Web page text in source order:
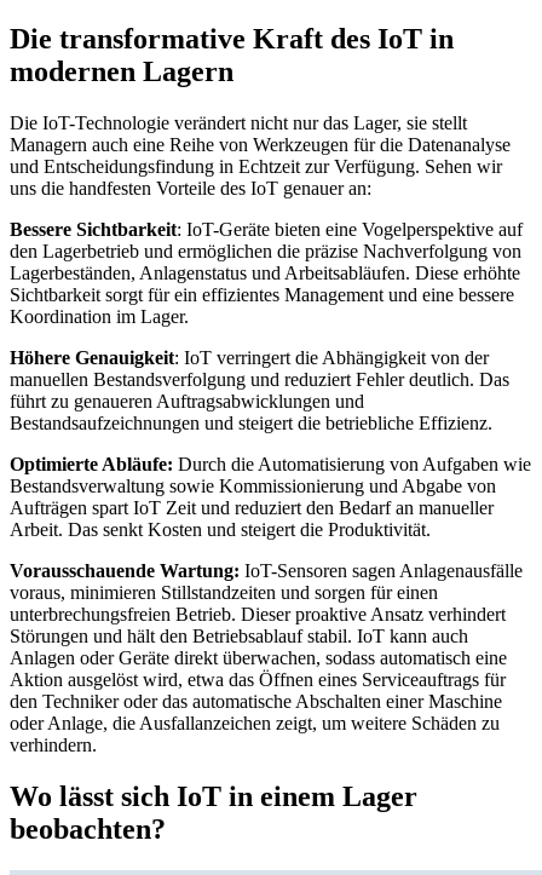
Die transformative Kraft des IoT in
modernen Lagern
Die IoT-Technologie verändert nicht nur das Lager, sie stellt
Managern auch eine Reihe von Werkzeugen für die Datenanalyse
und Entscheidungsfindung in Echtzeit zur Verfügung. Sehen wir
uns die handfesten Vorteile des IoT genauer an:
Bessere Sichtbarkeit: IoT-Geräte bieten eine Vogelperspektive auf
den Lagerbetrieb und ermöglichen die präzise Nachverfolgung von
Lagerbeständen, Anlagenstatus und Arbeitsabläufen. Diese erhöhte
Sichtbarkeit sorgt für ein effizientes Management und eine bessere
Koordination im Lager.
Höhere Genauigkeit: IoT verringert die Abhängigkeit von der
manuellen Bestandsverfolgung und reduziert Fehler deutlich. Das
führt zu genaueren Auftragsabwicklungen und
Bestandsaufzeichnungen und steigert die betriebliche Effizienz.
Optimierte Abläufe: Durch die Automatisierung von Aufgaben wie
Bestandsverwaltung sowie Kommissionierung und Abgabe von
Aufträgen spart IoT Zeit und reduziert den Bedarf an manueller
Arbeit. Das senkt Kosten und steigert die Produktivität.
Vorausschauende Wartung: IoT-Sensoren sagen Anlagenausfälle
voraus, minimieren Stillstandzeiten und sorgen für einen
unterbrechungsfreien Betrieb. Dieser proaktive Ansatz verhindert
Störungen und hält den Betriebsablauf stabil. IoT kann auch
Anlagen oder Geräte direkt überwachen, sodass automatisch eine
Aktion ausgelöst wird, etwa das Öffnen eines Serviceauftrags für
den Techniker oder das automatische Abschalten einer Maschine
oder Anlage, die Ausfallanzeichen zeigt, um weitere Schäden zu
verhindern.
Wo lässt sich IoT in einem Lager
beobachten?